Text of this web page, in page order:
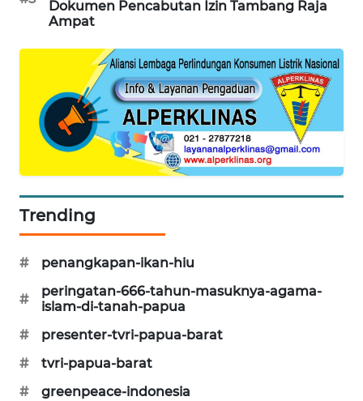
Dokumen Pencabutan Izin Tambang Raja
Ampat
Trending
# penangkapan-ikan-hiu
#
peringatan-666-tahun-masuknya-agama-
islam-di-tanah-papua
#
presenter-tvri-papua-barat
#
tvri-papua-barat
#
greenpeace-indonesia
NEWS
ENERGI
NEWS
CILEUNGSI
NEWS
BERKAT
NEWS
BERAMPU
ANUGERAH